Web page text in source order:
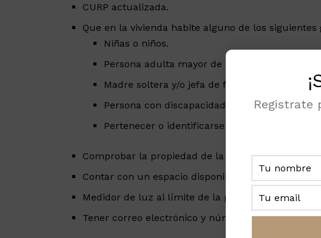
CURP actualizada.
Que en la vivienda habite alguno de los
Niñas o niños.
Persona adulta mayor de 65 años.
Madre soltera y/o jefa de familia.
Persona con discapacidad y/o enfermedad
Pertenecer o identificarse como indígena y/o
Comprobar la propiedad de la vivienda.
Contar con un espacio disponible en techo o patio
Medidor de luz al límite de la propiedad, visible y
Tener correo electrónico y número telefónico.
Registrate